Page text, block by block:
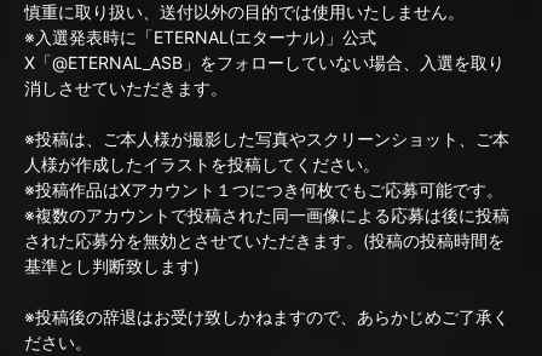
慎重に取り扱い、送付以外の目的では使用いたしません。
※入選発表時に「ETERNAL(エターナル)」公式
X「@ETERNAL_ASB」をフォローしていない場合、入選を取り
消しさせていただきます。
※投稿は、ご本人様が撮影した写真やスクリーンショット、ご本
人様が作成したイラストを投稿してください。
※投稿作品はXアカウント１つにつき何枚でもご応募可能です。
※複数のアカウントで投稿された同一画像による応募は後に投稿
された応募分を無効とさせていただきます。(投稿の投稿時間を
基準とし判断致します)
※投稿後の辞退はお受け致しかねますので、あらかじめご了承く
ださい。